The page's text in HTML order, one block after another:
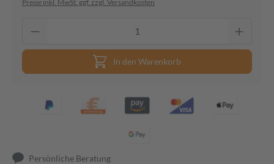
Preise inkl. MwSt. ggf. zzgl. Versandkosten
In den Warenkorb
Persönliche Beratung